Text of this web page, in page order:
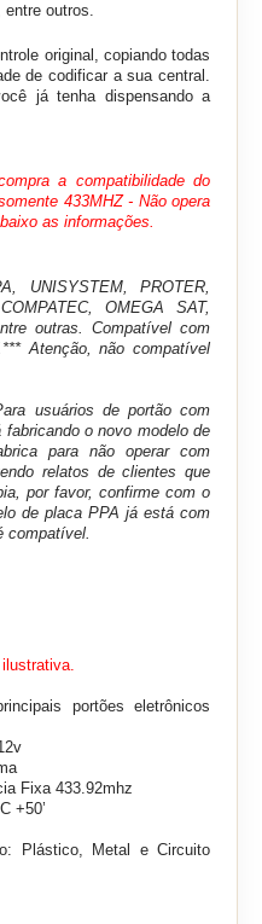
outros.
original, copiando todas
de codificar a sua central.
já tenha dispensando a
a compatibilidade do
433MHZ - Não opera
as informações.
UNISYSTEM, PROTER,
OMEGA SAT,
outras. Compatível com
Atenção, não compatível
usuários de portão com
o novo modelo de
para não operar com
relatos de clientes que
por favor, confirme com o
de placa PPA já está com
compatível.
portões eletrônicos
Fixa 433.92mhz
+50’
Plástico, Metal e Circuito